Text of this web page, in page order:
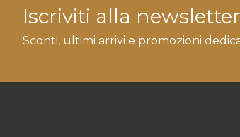
Iscriviti alla newsletter
Sconti, ultimi arrivi e promozioni